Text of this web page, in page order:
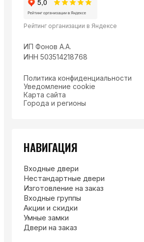
Рейтинг организации в Яндексе
ИП Фонов А.А.
ИНН 503514218768
Политика конфиденциальности
Уведомление cookie
Карта сайта
Города и регионы
НАВИГАЦИЯ
Входные двери
Нестандартные двери
Изготовление на заказ
Входные группы
Акции и скидки
Умные замки
Двери на заказ